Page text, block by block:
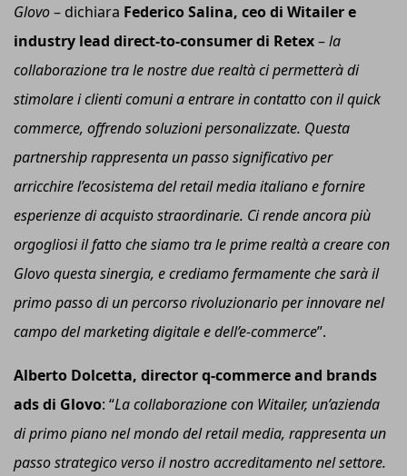
Glovo– dichiara Federico Salina, ceodi Witailer e
industry lead direct-to-consumer di Retex–la
collaborazione tra le nostre due realtà ci permetterà di
stimolare i clienti comuni a entrare in contatto con il quick
commerce, offrendo soluzioni personalizzate. Questa
partnership rappresenta un passo significativo per
arricchire l’ecosistema del retail media italiano e fornire
esperienze di acquisto straordinarie. Ci rende ancora più
orgogliosi il fatto che siamo tra le prime realtà a creare con
Glovo questa sinergia, e crediamo fermamente che sarà il
primo passo di un percorso rivoluzionario per innovare nel
campo del marketing digitale e dell’e-commerce”.
Alberto Dolcetta, director q-commerce and brands
ads di Glovo: “La collaborazione con Witailer, un’azienda
di primo piano nel mondo del retail media, rappresenta un
passo strategico versoil nostroaccreditamento nel settore.